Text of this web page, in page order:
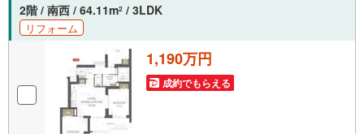
2階 / 南西 / 64.11m2 / 3LDK
リフォーム
1,190万円
成約でもらえる